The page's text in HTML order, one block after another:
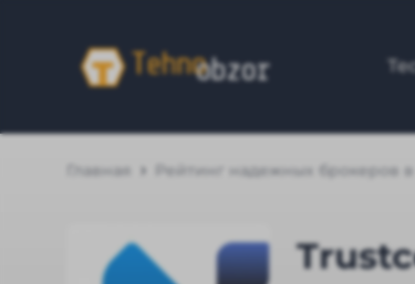
Главная Рейтинг надежных брокеров